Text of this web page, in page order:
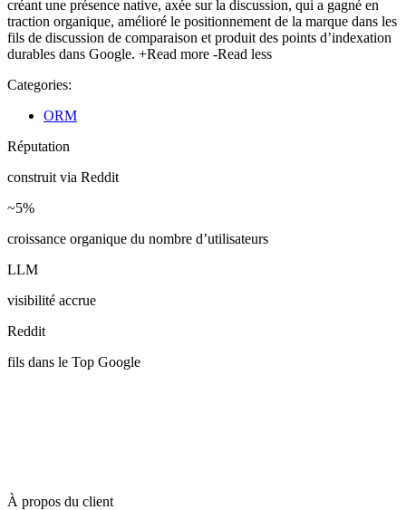
créant une présence native, axée sur la discussion, qui a gagné en
traction organique, amélioré le positionnement de la marque dans les
fils de discussion de comparaison et produit des points d’indexation
durables dans Google. +Read more -Read less
Categories:
ORM
Réputation
construit via Reddit
~5%
croissance organique du nombre d’utilisateurs
LLM
visibilité accrue
Reddit
fils dans le Top Google
À propos du client